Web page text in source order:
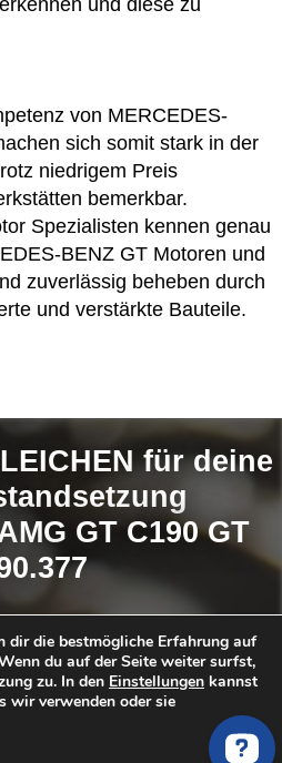
und diese zu
von MERCEDES-
sich somit stark in der
niedrigem Preis
bemerkbar.
Spezialisten kennen genau
BENZ GT Motoren und
zuverlässig beheben durch
und verstärkte Bauteile.
für deine
GT C190 GT
BESTE ANGEBOT:
und vergleichen
dir die bestmögliche Erfahrung auf
du auf der Seite weiter surfst,
zu. In den Einstellungen kannst
wir verwenden oder sie
schließen